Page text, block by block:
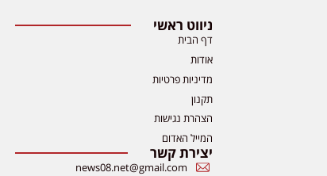
ניווט ראשי
דף הבית
אודות
מדיניות פרטיות
תקנון
הצהרת נגישות
המייל האדום
יצירת קשר
news08.net@gmail.com